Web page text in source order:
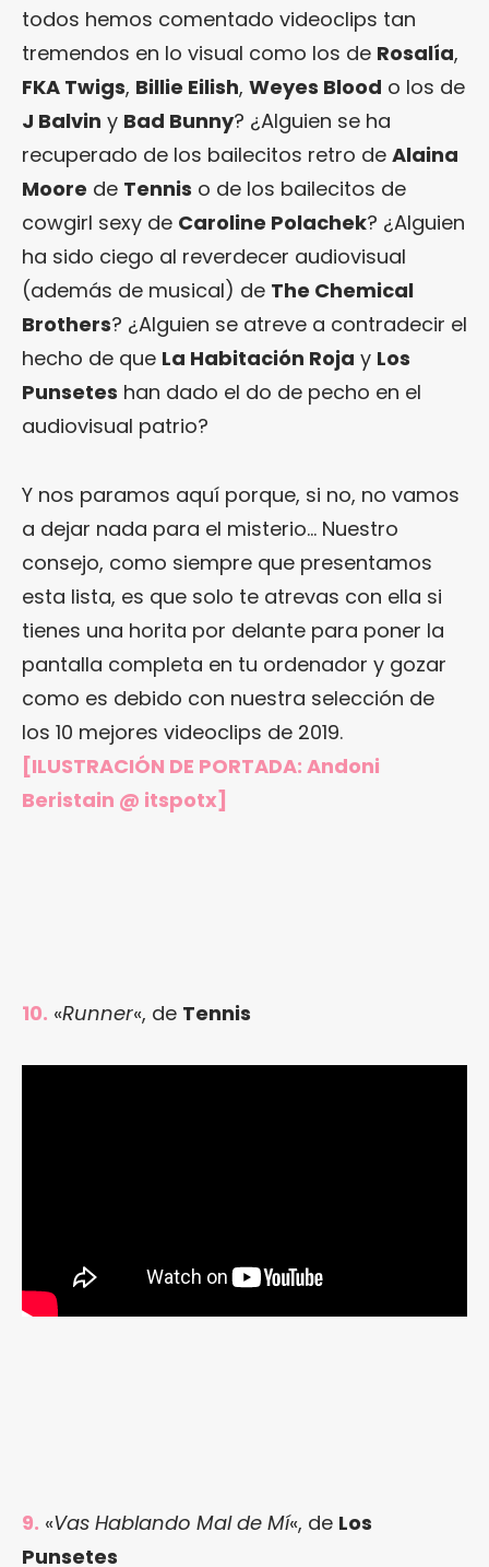
todos hemos comentado videoclips tan
tremendos en lo visual como los de Rosalía,
FKA Twigs, Billie Eilish, Weyes Blood o los de
J Balvin y Bad Bunny? ¿Alguien se ha
recuperado de los bailecitos retro de Alaina
Moore de Tennis o de los bailecitos de
cowgirl sexy de Caroline Polachek? ¿Alguien
ha sido ciego al reverdecer audiovisual
(además de musical) de The Chemical
Brothers? ¿Alguien se atreve a contradecir el
hecho de que La Habitación Roja y Los
Punsetes han dado el do de pecho en el
audiovisual patrio?
Y nos paramos aquí porque, si no, no vamos
a dejar nada para el misterio… Nuestro
consejo, como siempre que presentamos
esta lista, es que solo te atrevas con ella si
tienes una horita por delante para poner la
pantalla completa en tu ordenador y gozar
como es debido con nuestra selección de
los 10 mejores videoclips de 2019.
[ILUSTRACIÓN DE PORTADA: Andoni
Beristain @ itspotx]
10. «Runner«, de Tennis
9. «Vas Hablando Mal de Mí«, de Los
Punsetes